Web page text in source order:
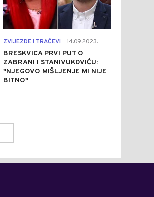
ZVIJEZDE I TRAČEVI 14.09.2023.
BRESKVICA PRVI PUT O
ZABRANI I STANIVUKOVIĆU:
"NJEGOVO MIŠLJENJE MI NIJE
BITNO"